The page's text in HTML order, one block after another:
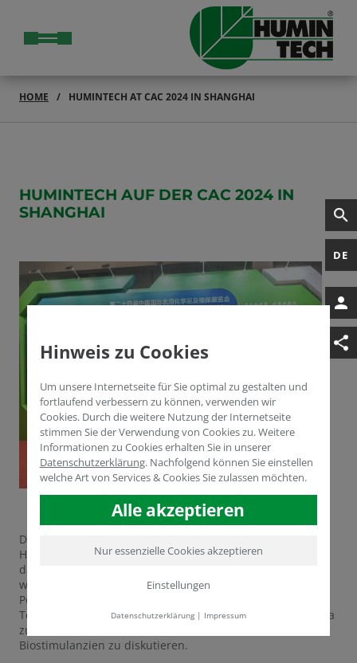
DE
HOME HUMINTECH AT CAC 2024 IN SHANGHAI
HUMINTECH AUF DER CAC 2024 IN
SHANGHAI
Dr. Yasser Dergham, Technical and Sales Manager bei
Humintech, hat sich auf den Weg zur CAC gemacht, um
das Unternehmen zu vertreten. Tatkräftig unterstützt
wurde er von unseren Partnern von Fertiliz mit Sitz in
Peking. Das Asien-Symposium brachte zahlreiche
Teilnehmer aus Indonesien, Thailand, China und Südkorea
zusammen, um über Huminsäuren, Huminstoffe und
Biostimulanzien zu diskutieren.
Hinweis zu Cookies
Um unsere Internetseite für Sie optimal zu gestalten und
fortlaufend verbessern zu können, verwenden wir
Cookies. Durch die weitere Nutzung der Internetseite
stimmen Sie der Verwendung von Cookies zu. Weitere
Informationen zu Cookies erhalten Sie in unserer
Datenschutzerklärung. Nachfolgend können Sie einstellen
welche Art von Services & Cookies Sie zulassen möchten.
Alle akzeptieren
Nur essenzielle Cookies akzeptieren
Einstellungen
Datenschutzerklärung| Impressum